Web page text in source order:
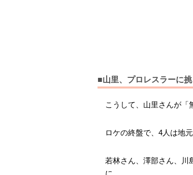
■山里、プロレスラーに
こうして、山里さんが「
ロケの終盤で、4人は地
若林さん、澤部さん、川
に。